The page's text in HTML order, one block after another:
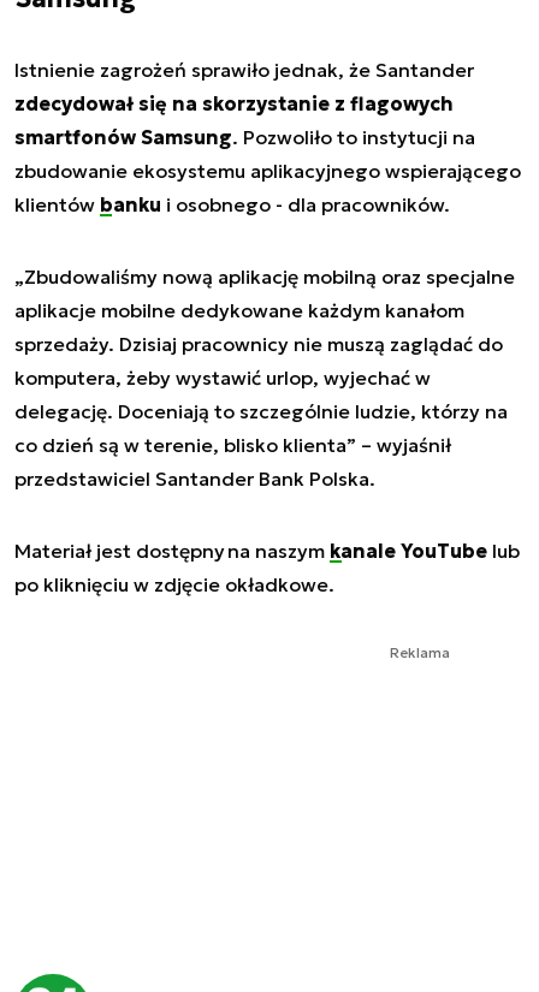
Istnienie zagrożeń sprawiło jednak, że Santander
zdecydował się na skorzystanie z flagowych
smartfonów Samsung. Pozwoliło to instytucji na
zbudowanie ekosystemu aplikacyjnego wspierającego
klientów banku i osobnego - dla pracowników.
„Zbudowaliśmy nową aplikację mobilną oraz specjalne
aplikacje mobilne dedykowane każdym kanałom
sprzedaży. Dzisiaj pracownicy nie muszą zaglądać do
komputera, żeby wystawić urlop, wyjechać w
delegację. Doceniają to szczególnie ludzie, którzy na
co dzień są w terenie, blisko klienta” – wyjaśnił
przedstawiciel Santander Bank Polska.
Materiał jest dostępny na naszym kanale YouTube lub
po kliknięciu w zdjęcie okładkowe.
Reklama